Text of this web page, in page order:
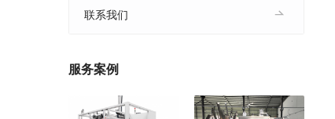
联系我们
服务案例